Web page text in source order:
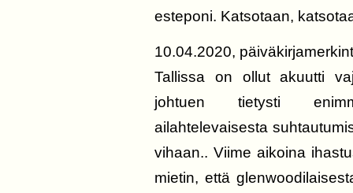
esteponi. Katsotaan,
10.04.2020,
Tallissa on ollut akuutti
johtuen tietysti
ailahtelevaisesta
vihaan.. Viime aikoina
mietin, että